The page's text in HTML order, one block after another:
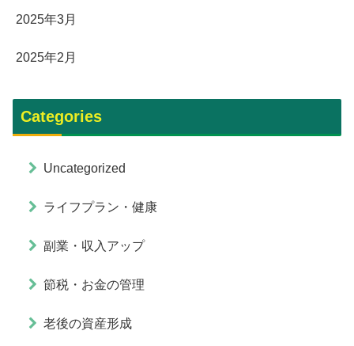
2025年3月
2025年2月
Categories
Uncategorized
ライフプラン・健康
副業・収入アップ
節税・お金の管理
老後の資産形成